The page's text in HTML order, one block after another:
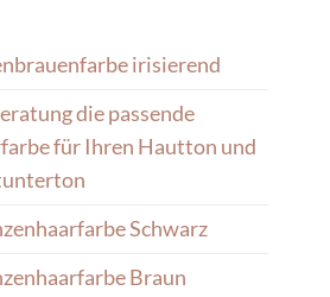
irisierend
die passende
für Ihren Hautton und
Schwarz
Braun